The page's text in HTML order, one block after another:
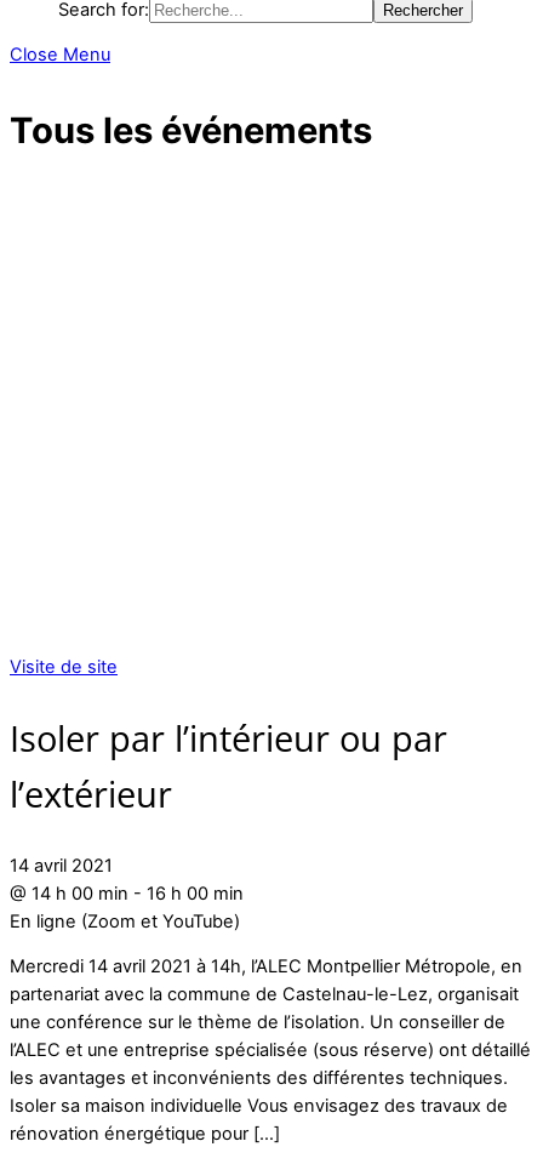
Search for:
Close Menu
Tous les événements
Visite de site
Isoler par l’intérieur ou par
l’extérieur
14 avril 2021
@ 14 h 00 min - 16 h 00 min
En ligne (Zoom et YouTube)
Mercredi 14 avril 2021 à 14h, l’ALEC Montpellier Métropole, en
partenariat avec la commune de Castelnau-le-Lez, organisait
une conférence sur le thème de l’isolation. Un conseiller de
l’ALEC et une entreprise spécialisée (sous réserve) ont détaillé
les avantages et inconvénients des différentes techniques.
Isoler sa maison individuelle Vous envisagez des travaux de
rénovation énergétique pour […]